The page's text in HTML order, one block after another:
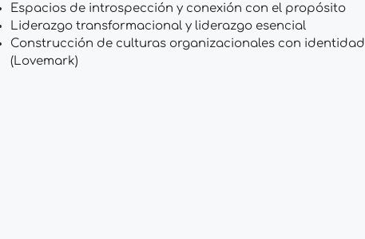
Espacios de introspección y conexión con el propósito
Liderazgo transformacional y liderazgo esencial
Construcción de culturas organizacionales con identidad
(Lovemark)